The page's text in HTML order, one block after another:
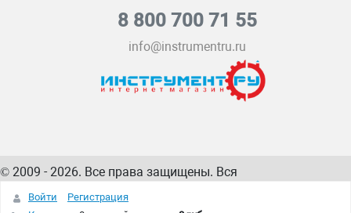
8 800 700 71 55
info@instrumentru.ru
© 2009 - 2026. Все права защищены. Вся
информация на сайте – собственность
интернет-магазина
Войти
Регистрация